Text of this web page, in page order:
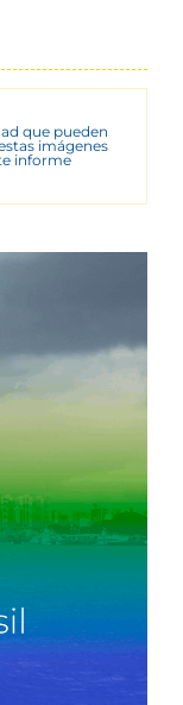
que pueden
imágenes
informe